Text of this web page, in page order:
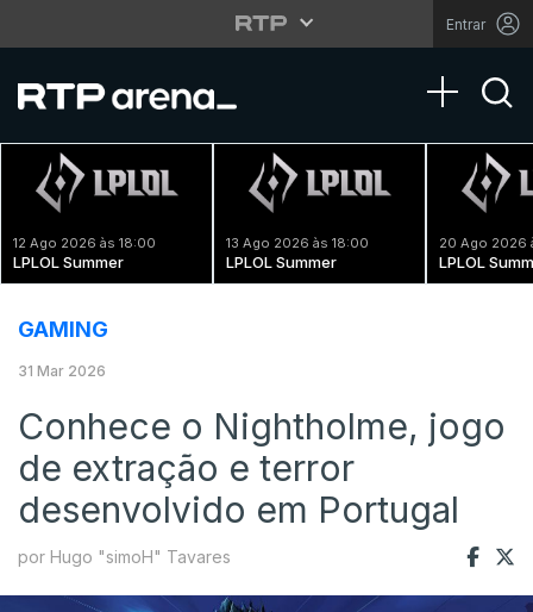
Entrar
Toggle
12 Ago 2026 às 18:00
LPLOL Summer
13 Ago 2026 às 18:00
LPLOL Summer
20 Ago 2026
LPLOL
GAMING
31 Mar 2026
Conhece o Nightholme, jogo
de extração e terror
desenvolvido em Portugal
por Hugo "simoH" Tavares